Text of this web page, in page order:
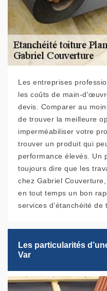
Les entreprises
les coûts de main-
devis. Comparer au
de trouver la meilleure
imperméabiliser votre
trouver un produit qui
performance élevés. Un
toujours dire que les
chez Gabriel
en tout temps un bon
services d’étanchéité de
Les particularités
Var